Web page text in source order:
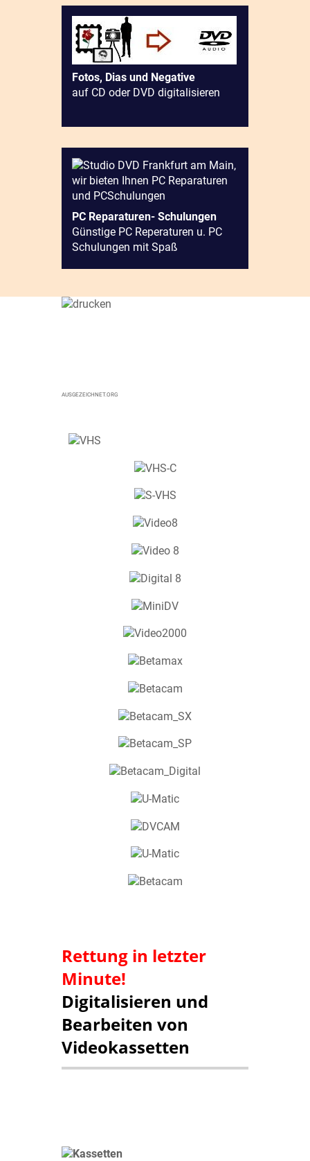
Fotos, Dias und Negative
auf CD oder DVD digitalisieren
PC Reparaturen- Schulungen
Günstige PC Reperaturen u. PC
Schulungen mit Spaß
AUSGEZEICHNET.ORG
Rettung in letzter
Minute!
Digitalisieren und
Bearbeiten von
Videokassetten